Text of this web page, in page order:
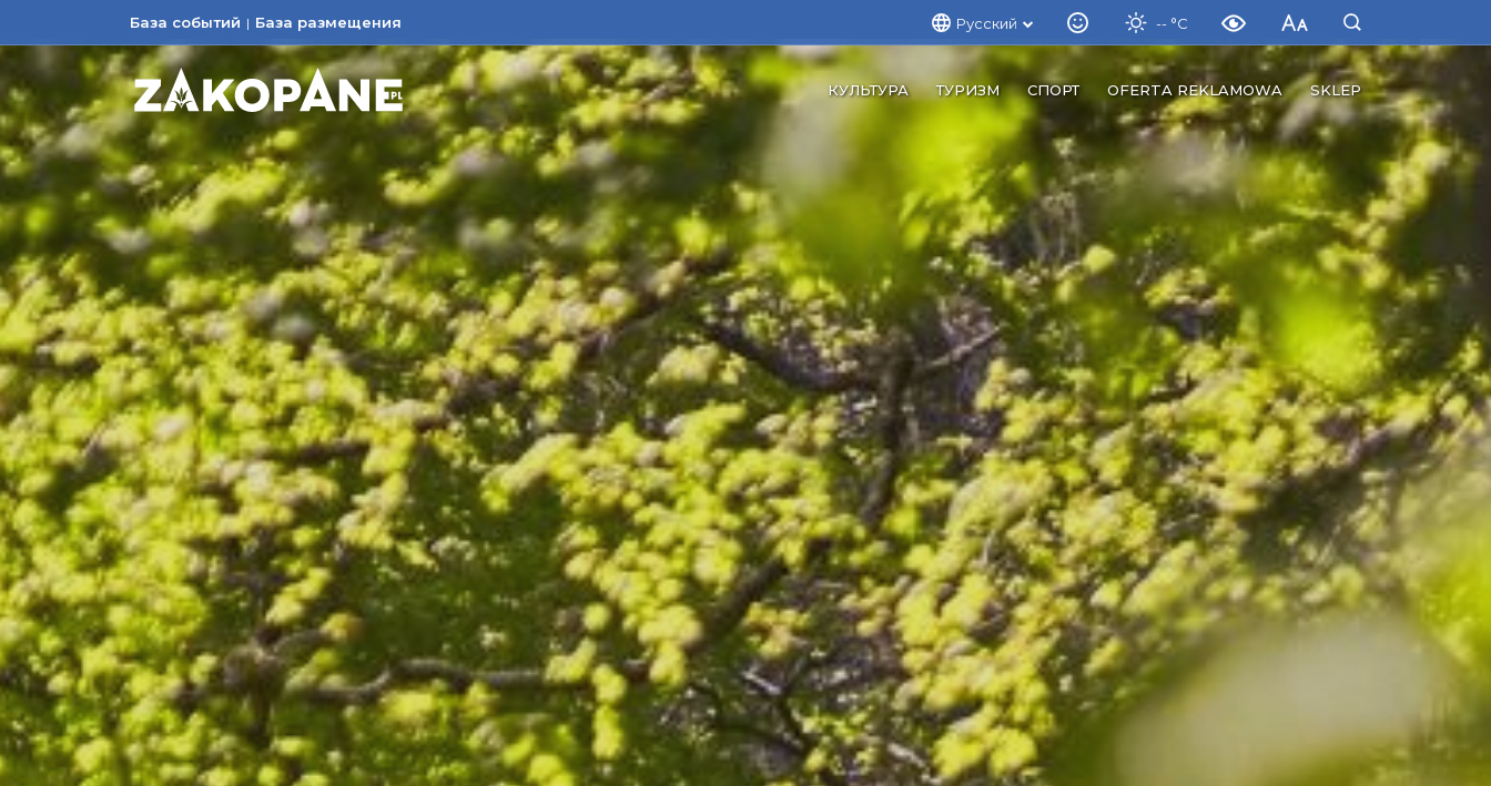
База событий База размещения Русский -- °C
КУЛЬТУРА ТУРИЗМ СПОРТ OFERTA REKLAMOWA SKLEP